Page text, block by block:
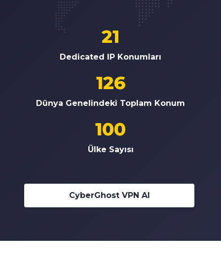
Dedicated IP Konumları
21
Dünya Genelindeki Toplam Konum
126
Ülke Sayısı
100
CyberGhost VPN Al